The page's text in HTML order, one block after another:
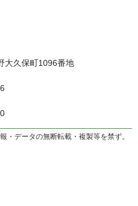
大久保町1096番地
データの無断転載・複製等を禁ず。